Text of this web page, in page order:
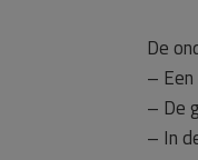
De
–
– De
– In